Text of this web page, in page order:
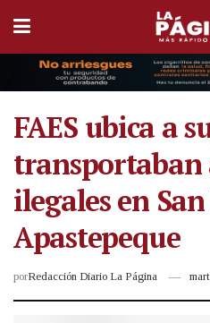
FAES ubica a
transportaban
ilegales en
Apastepeque
porRedacción Diario La Página